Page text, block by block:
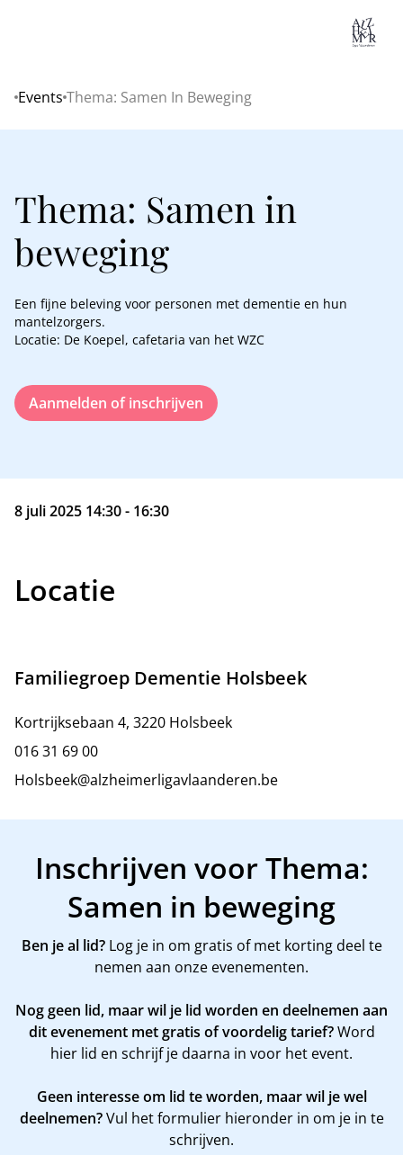
Home
Events Thema: Samen In Beweging
Thema: Samen in
beweging
Een fijne beleving voor personen met dementie en hun
mantelzorgers.
Locatie: De Koepel, cafetaria van het WZC
Aanmelden of inschrijven
8 juli 2025 14:30 - 16:30
Locatie
Familiegroep Dementie Holsbeek
Kortrijksebaan 4, 3220 Holsbeek
016 31 69 00
Holsbeek@alzheimerligavlaanderen.be
Inschrijven voor Thema:
Samen in beweging
Ben je al lid?Log je in om gratis of met korting deel te
nemen aan onze evenementen.
Nog geen lid, maar wil je lid worden en deelnemen aan
dit evenement met gratis of voordelig tarief?Word
hier lid en schrijf je daarna in voor het event.
Geen interesse om lid te worden, maar wil je wel
deelnemen?Vul het formulier hieronder in om je in te
schrijven.